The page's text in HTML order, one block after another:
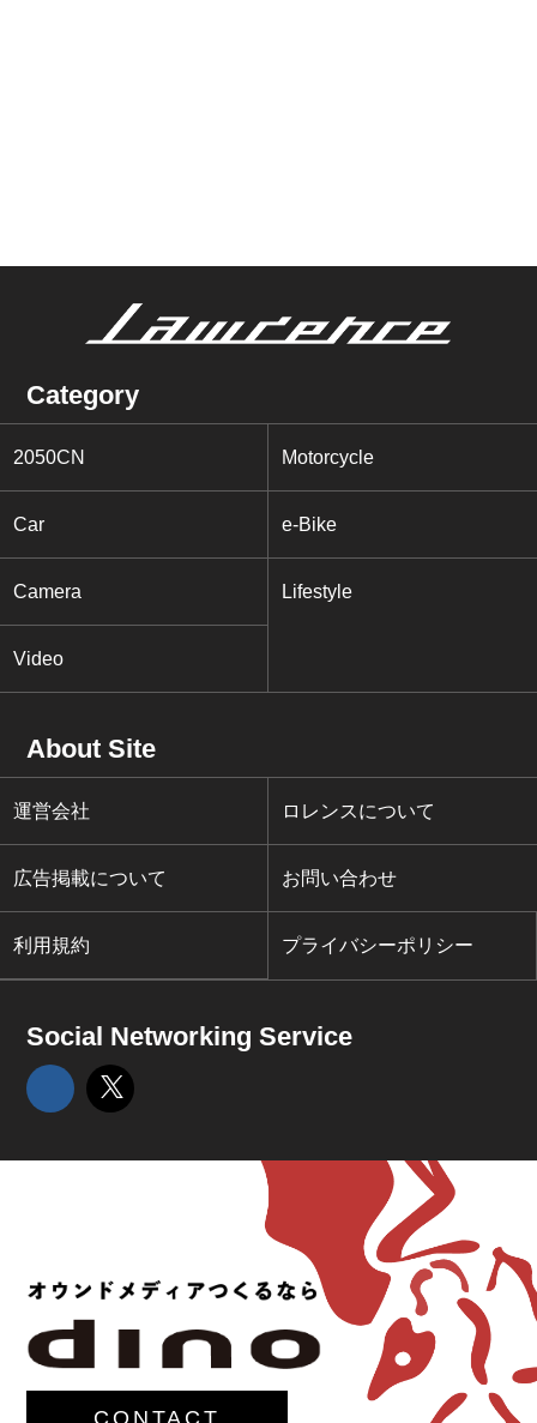
Category
2050CN Motorcycle
Car e-Bike
Camera Lifestyle
Video
About Site
運営会社 ロレンスについて
広告掲載について お問い合わせ
利用規約 プライバシーポリシー
Social Networking Service
CONTACT